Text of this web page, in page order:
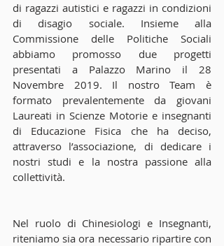
di ragazzi autistici e ragazzi in condizioni
di disagio sociale. Insieme alla
Commissione delle Politiche Sociali
abbiamo promosso due progetti
presentati a Palazzo Marino il 28
Novembre 2019. Il nostro Team è
formato prevalentemente da giovani
Laureati in Scienze Motorie e insegnanti
di Educazione Fisica che ha deciso,
attraverso l’associazione, di dedicare i
nostri studi e la nostra passione alla
collettività.
Nel ruolo di Chinesiologi e Insegnanti,
riteniamo sia ora necessario ripartire con